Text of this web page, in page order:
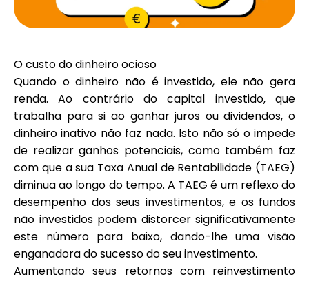
Ajuda
Minha Conta
Obter Financiamento
O custo do dinheiro ocioso
Quando o dinheiro não é investido, ele não gera
renda. Ao contrário do capital investido, que
trabalha para si ao ganhar juros ou dividendos, o
dinheiro inativo não faz nada. Isto não só o impede
de realizar ganhos potenciais, como também faz
com que a sua Taxa Anual de Rentabilidade (TAEG)
diminua ao longo do tempo. A TAEG é um reflexo do
desempenho dos seus investimentos, e os fundos
não investidos podem distorcer significativamente
este número para baixo, dando-lhe uma visão
enganadora do sucesso do seu investimento.
Aumentando seus retornos com reinvestimento